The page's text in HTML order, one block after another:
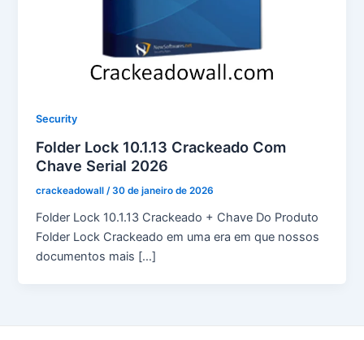
Security
Folder Lock 10.1.13 Crackeado Com
Chave Serial 2026
crackeadowall/30 de janeiro de 2026
Folder Lock 10.1.13 Crackeado + Chave Do Produto
Folder Lock Crackeado em uma era em que nossos
documentos mais […]